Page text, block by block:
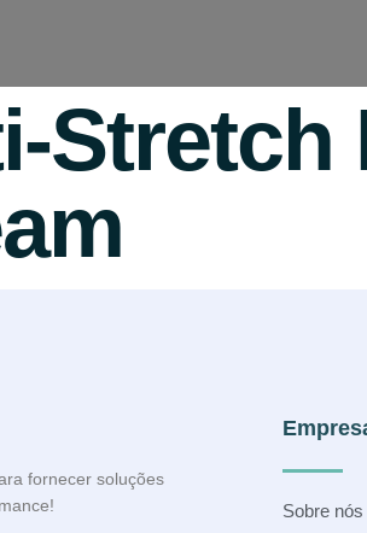
Stretch
fornecer soluções
Sobre nós